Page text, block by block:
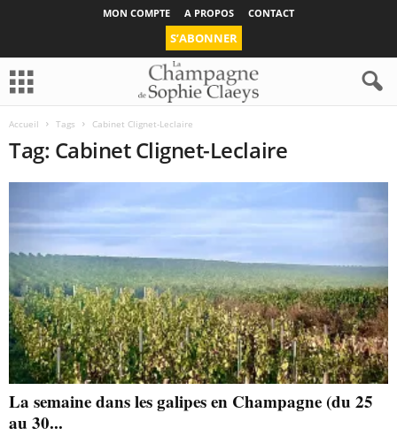
MON COMPTE A PROPOS CONTACT
S’ABONNER
Accueil Tags Cabinet Clignet-Leclaire
Tag: Cabinet Clignet-Leclaire
La semaine dans les galipes en Champagne (du 25
au 30...